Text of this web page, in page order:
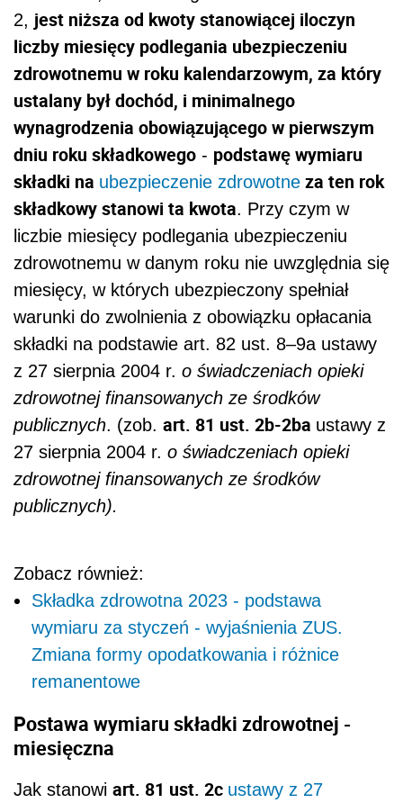
2, jest niższa od kwoty stanowiącej iloczyn
liczby miesięcy podlegania ubezpieczeniu
zdrowotnemu w roku kalendarzowym, za który
ustalany był dochód, i minimalnego
wynagrodzenia obowiązującego w pierwszym
dniu roku składkowego - podstawę wymiaru
składki na ubezpieczenie zdrowotne za ten rok
składkowy stanowi ta kwota. Przy czym w
liczbie miesięcy podlegania ubezpieczeniu
zdrowotnemu w danym roku nie uwzględnia się
miesięcy, w których ubezpieczony spełniał
warunki do zwolnienia z obowiązku opłacania
składki na podstawie art. 82 ust. 8–9a ustawy
z 27 sierpnia 2004 r. o świadczeniach opieki
zdrowotnej finansowanych ze środków
publicznych. (zob. art. 81 ust. 2b-2ba ustawy z
27 sierpnia 2004 r. o świadczeniach opieki
zdrowotnej finansowanych ze środków
publicznych).
Zobacz również:
Składka zdrowotna 2023 - podstawa
wymiaru za styczeń - wyjaśnienia ZUS.
Zmiana formy opodatkowania i różnice
remanentowe
Postawa wymiaru składki zdrowotnej -
miesięczna
Jak stanowi art. 81 ust. 2c ustawy z 27